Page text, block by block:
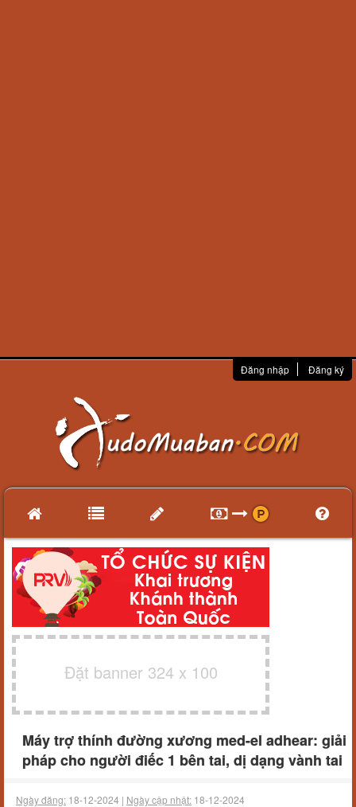
Đăng nhập Đăng ký
Đặt banner 324 x 100
Máy trợ thính đường xương med-el adhear: giải
pháp cho người điếc 1 bên tai, dị dạng vành tai
Ngày đăng: 18-12-2024 | Ngày cập nhật: 18-12-2024